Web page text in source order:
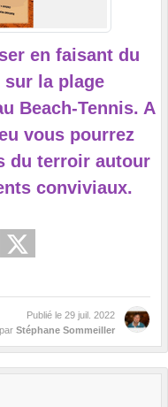
en faisant du
sur la plage
Beach-Tennis. A
vous pourrez
du terroir autour
conviviaux.
Publié le 29 juil. 2022
par Stéphane Sommeiller